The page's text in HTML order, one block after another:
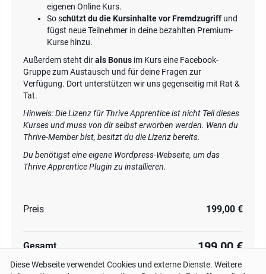
eigenen Online Kurs.
So schützt du die Kursinhalte vor Fremdzugriff und
fügst neue Teilnehmer in deine bezahlten Premium-
Kurse hinzu.
Außerdem steht dirals Bonus im Kurs eine Facebook-
Gruppe zum Austausch und für deine Fragen zur
Verfügung. Dort unterstützen wir uns gegenseitig mit Rat &
Tat.
Hinweis: Die Lizenz für Thrive Apprentice ist nicht Teil dieses
Kurses und muss von dir selbst erworben werden. Wenn du
Thrive-Member bist, besitzt du die Lizenz bereits.
Du benötigst eine eigene Wordpress-Webseite, um das
Thrive Apprentice Plugin zu installieren.
Preis 199,00 €
Gesamt 199,00 €